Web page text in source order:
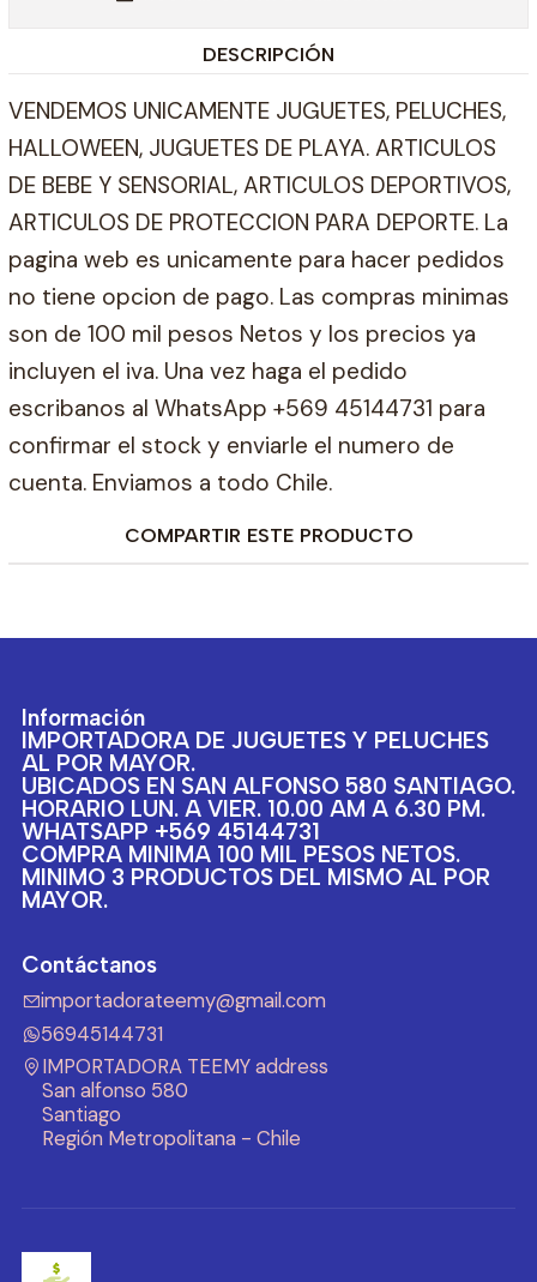
DESCRIPCIÓN
VENDEMOS UNICAMENTE JUGUETES, PELUCHES,
HALLOWEEN, JUGUETES DE PLAYA. ARTICULOS
DE BEBE Y SENSORIAL, ARTICULOS DEPORTIVOS,
ARTICULOS DE PROTECCION PARA DEPORTE. La
pagina web es unicamente para hacer pedidos
no tiene opcion de pago. Las compras minimas
son de 100 mil pesos Netos y los precios ya
incluyen el iva. Una vez haga el pedido
escribanos al WhatsApp +569 45144731 para
confirmar el stock y enviarle el numero de
cuenta. Enviamos a todo Chile.
COMPARTIR ESTE PRODUCTO
Información
IMPORTADORA DE JUGUETES Y PELUCHES
AL POR MAYOR.
UBICADOS EN SAN ALFONSO 580 SANTIAGO.
HORARIO LUN. A VIER. 10.00 AM A 6.30 PM.
WHATSAPP +569 45144731
COMPRA MINIMA 100 MIL PESOS NETOS.
MINIMO 3 PRODUCTOS DEL MISMO AL POR
MAYOR.
Contáctanos
importadorateemy@gmail.com
56945144731
IMPORTADORA TEEMY address
San alfonso 580
Santiago
Región Metropolitana - Chile